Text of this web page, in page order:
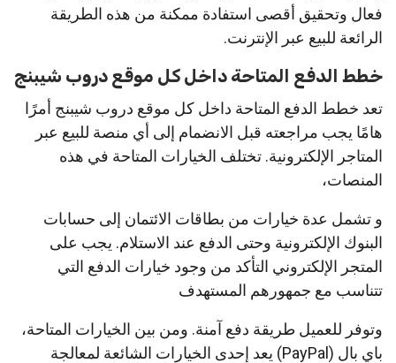
فعال وتحقيق أقصى استفادة ممكنة من هذه الطريقة
الرائعة للبيع عبر الإنترنت.
خطط الدفع المتاحة داخل كل موقع دروب شيبنج
تعد خطط الدفع المتاحة داخل كل موقع دروب شيبنج أمرًا
هامًا يجب مراجعته قبل الانضمام إلى أي منصة للبيع عبر
المتاجر الإلكترونية. تختلف الخيارات المتاحة في هذه
المنصات،
و تشمل عدة خيارات من بطاقات الائتمان إلى حسابات
البنوك الإلكترونية وحتى الدفع عند الاستلام. يجب على
المتجر الإلكتروني التأكد من وجود خيارات الدفع التي
تتناسب مع جمهورهم المستهدف
وتوفر للعميل طريقة دفع آمنة. ومن بين الخيارات المتاحة،
باي بال (PayPal) يعد إحدى الخيارات الشائعة لمعالجة